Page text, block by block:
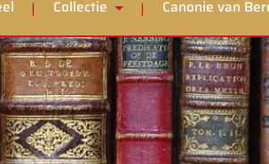
Collectie Canonie van